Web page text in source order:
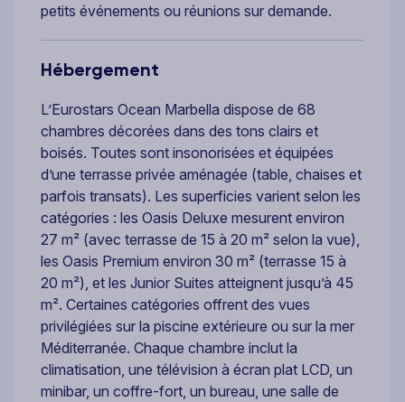
petits événements ou réunions sur demande.
Hébergement
L’Eurostars Ocean Marbella dispose de 68
chambres décorées dans des tons clairs et
boisés. Toutes sont insonorisées et équipées
d’une terrasse privée aménagée (table, chaises et
parfois transats). Les superficies varient selon les
catégories : les Oasis Deluxe mesurent environ
27 m² (avec terrasse de 15 à 20 m² selon la vue),
les Oasis Premium environ 30 m² (terrasse 15 à
20 m²), et les Junior Suites atteignent jusqu’à 45
m². Certaines catégories offrent des vues
privilégiées sur la piscine extérieure ou sur la mer
Méditerranée. Chaque chambre inclut la
climatisation, une télévision à écran plat LCD, un
minibar, un coffre-fort, un bureau, une salle de